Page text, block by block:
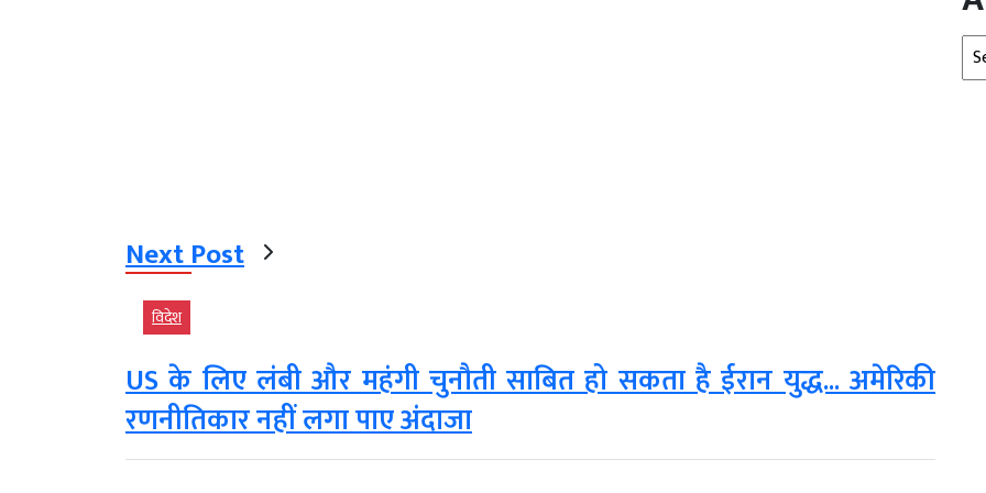
Next Post
विदेश
US के लिए लंबी और महंगी चुनौती साबित हो सकता है ईरान युद्ध... अमेरिकी
रणनीतिकार नहीं लगा पाए अंदाजा